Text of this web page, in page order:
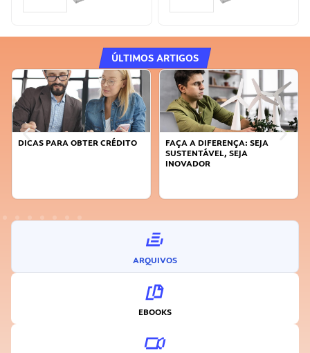
ÚLTIMOS ARTIGOS
DICAS PARA OBTER CRÉDITO
FAÇA A DIFERENÇA: SEJA
SUSTENTÁVEL, SEJA
INOVADOR
ARQUIVOS
EBOOKS